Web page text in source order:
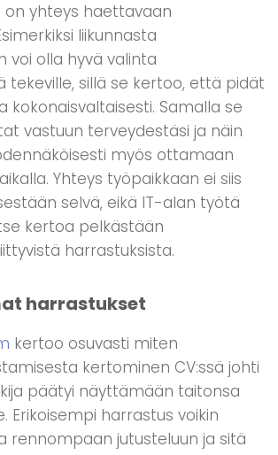
on yhteys haettavaan
liikunnasta
voi olla hyvä valinta
tekeville, sillä se kertoo, että pidät
kokonaisvaltaisesti. Samalla se
vastuun terveydestäsi ja näin
myös ottamaan
Yhteys työpaikkaan ei siis
selvä, eikä IT-alan työtä
kertoa pelkästään
harrastuksista.
harrastukset
kertoo osuvasti miten
kertominen CV:ssä johti
päätyi näyttämään taitonsa
Erikoisempi harrastus voikin
rennompaan jutusteluun ja sitä